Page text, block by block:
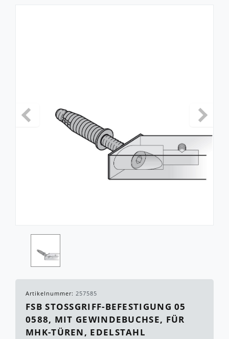
Artikelnummer: 257585
FSB STOSSGRIFF-BEFESTIGUNG 05 0
588, MIT GEWINDEBUCHSE, FÜR M
HK-TÜREN, EDELSTAHL